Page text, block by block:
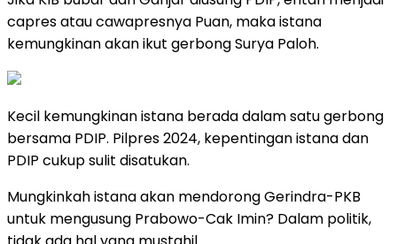
capres atau cawapresnya Puan, maka istana
kemungkinan akan ikut gerbong Surya Paloh.
Kecil kemungkinan istana berada dalam satu gerbong
bersama PDIP. Pilpres 2024, kepentingan istana dan
PDIP cukup sulit disatukan.
Mungkinkah istana akan mendorong Gerindra-PKB
untuk mengusung Prabowo-Cak Imin? Dalam politik,